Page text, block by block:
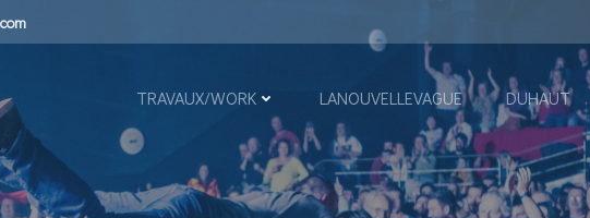
TRAVAUX/WORK LANOUVELLEVAGUE DUHAUT